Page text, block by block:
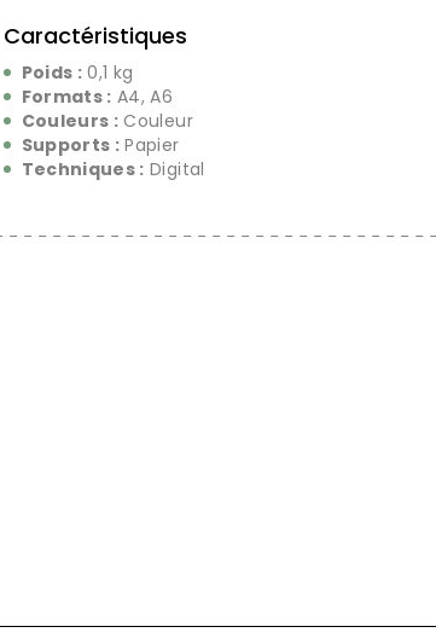
Caractéristiques
Poids : 0,1 kg
Formats : A4, A6
Couleurs : Couleur
Supports : Papier
Techniques : Digital